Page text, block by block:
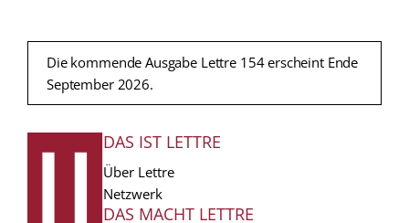
Die kommende Ausgabe Lettre 154 erscheint Ende
September 2026.
FUSSZEILE
DAS IST LETTRE
Über Lettre
Netzwerk
DAS MACHT LETTRE